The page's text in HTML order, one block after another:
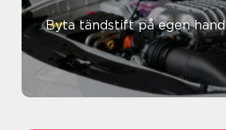
Byta tändstift på egen hand